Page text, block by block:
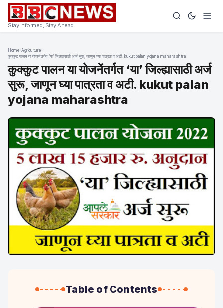
Stay Informed, Stay Ahead
Home Agriculture
कुक्कुट पालन या योजनेंतर्गत ‘या’ जिल्ह्यासाठी अर्ज सुरू, जाणून घ्या पात्रता व अटी. kukut palan yojana maharashtra
कुक्कुट पालन या योजनेंतर्गत ‘या’ जिल्ह्यासाठी अर्ज
सुरू, जाणून घ्या पात्रता व अटी. kukut palan
yojana maharashtra
Table of Contents